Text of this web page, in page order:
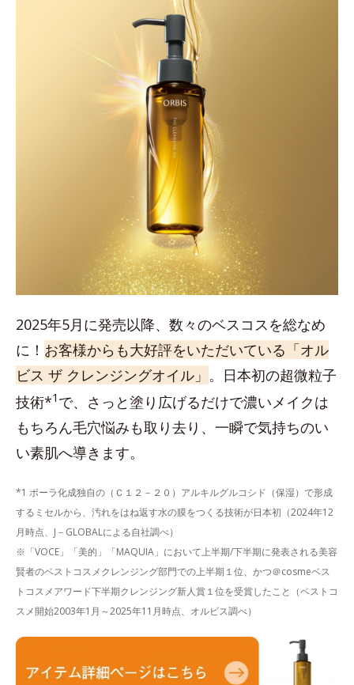
2025年5月に発売以降、数々のベスコスを総なめ
に！ お客様からも大好評をいただいている「オル
ビス ザ クレンジングオイル」 。日本初の超微粒子
技術*1 で、さっと塗り広げるだけで濃いメイクは
もちろん毛穴悩みも取り去り、一瞬で気持ちのい
い素肌へ導きます。
*1 ポーラ化成独自の（Ｃ１２－２０）アルキルグルコシド（保湿）で形成
するミセルから、汚れをはね返す水の膜をつくる技術が日本初（2024年12
月時点、J－GLOBALによる自社調べ）
※「VOCE」「美的」「MAQUIA」において上半期/下半期に発表される美容
賢者のベストコスメクレンジング部門での上半期１位、かつ＠cosmeベス
トコスメアワード下半期クレンジング新人賞１位を受賞したこと（ベストコ
スメ開始2003年1月～2025年11月時点、オルビス調べ）